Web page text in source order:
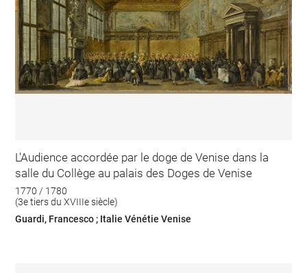
L'Audience accordée par le doge de Venise dans la
salle du Collège au palais des Doges de Venise
1770 / 1780
(3e tiers du XVIIIe siècle)
Guardi, Francesco ; Italie Vénétie Venise